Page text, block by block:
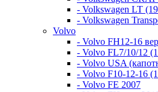
- Volkswagen LT
- Volkswagen
Volvo
- Volvo FH12-16
- Volvo FL7/10/12
- Volvo USA
- Volvo F10-12-16
- Volvo FE 2007